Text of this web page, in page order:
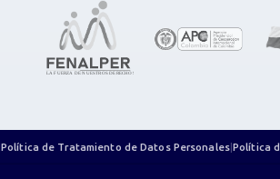
Política de Tratamiento de Datos Personales| Política